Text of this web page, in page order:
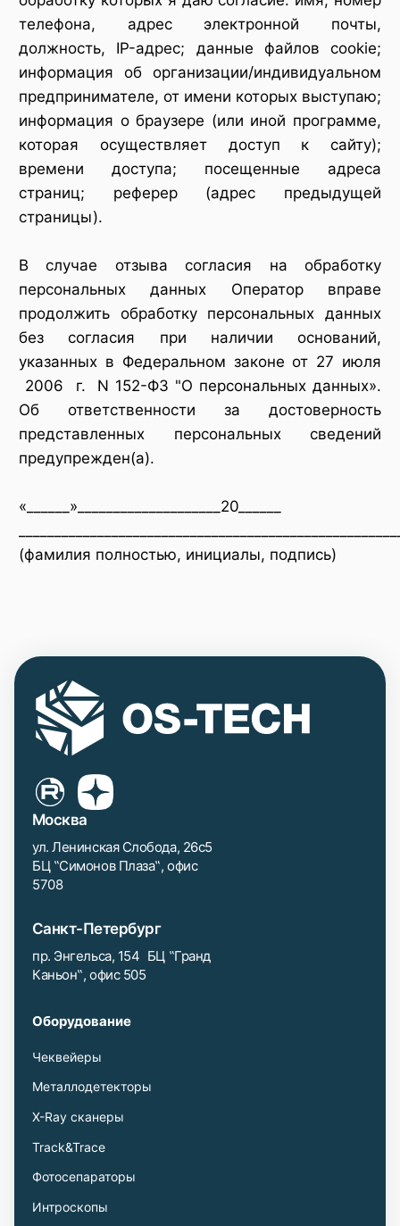
телефона, адрес электронной почты,
должность, IP-адрес; данные файлов cookie;
информация об организации/индивидуальном
предпринимателе, от имени которых выступаю;
информация о браузере (или иной программе,
которая осуществляет доступ к сайту);
времени доступа; посещенные адреса
страниц; реферер (адрес предыдущей
страницы).
В случае отзыва согласия на обработку
персональных данных Оператор вправе
продолжить обработку персональных данных
без согласия при наличии оснований,
указанных в Федеральном законе от 27 июля
2006 г. N 152-ФЗ "О персональных данных».
Об ответственности за достоверность
представленных персональных сведений
предупрежден(а).
«______»____________________20______
(фамилия полностью, инициалы, подпись)
Москва
ул. Ленинская Слобода, 26с5
БЦ ‟Симонов Плаза‟, офис
5708
Санкт-Петербург
пр. Энгельса, 154 БЦ ‟Гранд
Каньон‟, офис 505
Оборудование
Чеквейеры
Металлодетекторы
X-Ray сканеры
Track&Trace
Фотосепараторы
Интроскопы